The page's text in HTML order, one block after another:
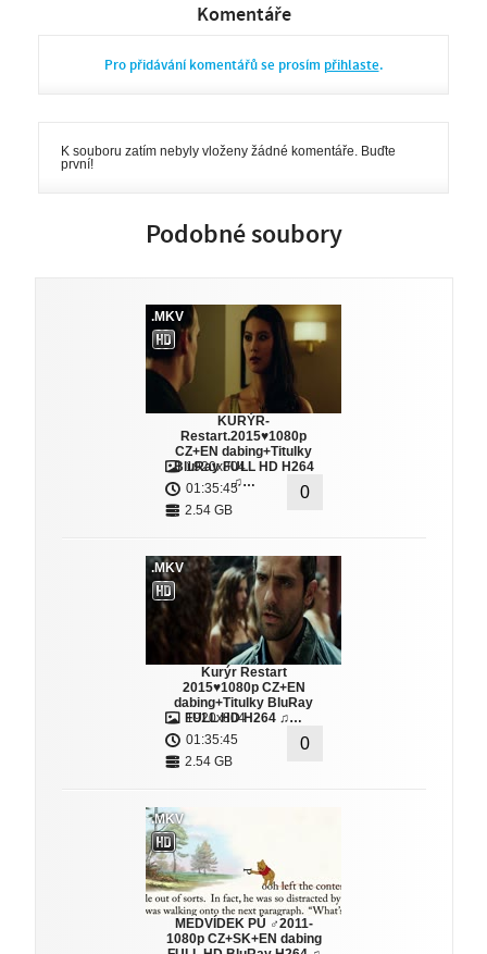
Komentáře
Pro přidávání komentářů se prosím přihlaste.
K souboru zatím nebyly vloženy žádné komentáře. Buďte
první!
Podobné soubory
.MKV
KURÝR-
Restart.2015♥1080p
CZ+EN dabing+Titulky
BluRay FULL HD H264
♫…
1920x804
01:35:45
2.54 GB
0
.MKV
Kurýr Restart
2015♥1080p CZ+EN
dabing+Titulky BluRay
FULL HD H264 ♫…
1920x804
01:35:45
2.54 GB
0
.MKV
MEDVÍDEK PÚ ♂2011-
1080p CZ+SK+EN dabing